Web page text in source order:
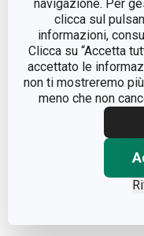
navigazione. Per
clicca sul
informazioni,
Clicca su “Accetta
accettato le
non ti mostreremo
meno che non
MATERIALE
TIPO
COLORE
DURATA DELLA